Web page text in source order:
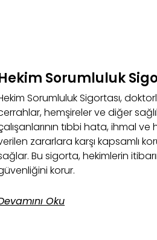
Sorumluluk
Sorumluluk Sigortası,
hemşireler ve diğer
tıbbi hata, ihmal
zararlara karşı kapsamlı
Bu sigorta, hekimlerin
korur.
Oku